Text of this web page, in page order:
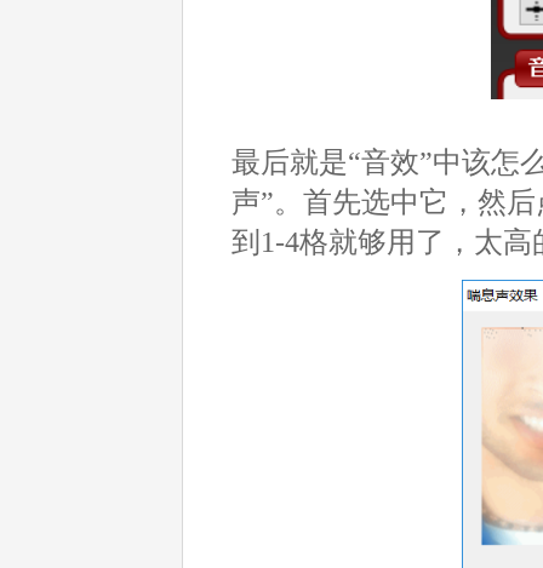
最后就是“音效”中该怎
声”。首先选中它，然
到1-4格就够用了，太